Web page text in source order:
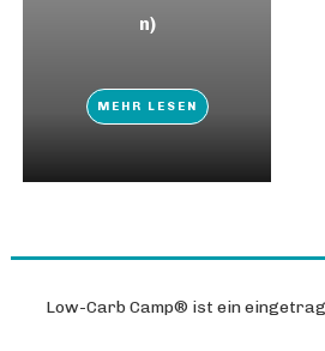
n)
MEHR LESEN
Low-Carb Camp® ist ein